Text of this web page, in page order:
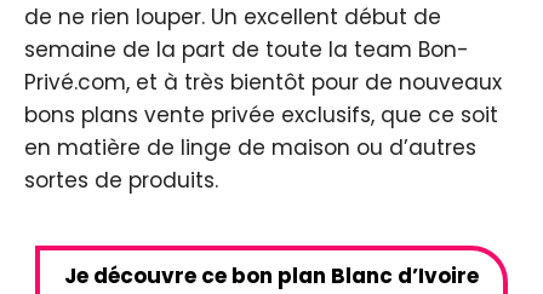
de ne rien louper. Un excellent début de
semaine de la part de toute la team Bon-
Privé.com, et à très bientôt pour de nouveaux
bons plans vente privée exclusifs, que ce soit
en matière de linge de maison ou d’autres
sortes de produits.
Je découvre ce bon plan Blanc d’Ivoire